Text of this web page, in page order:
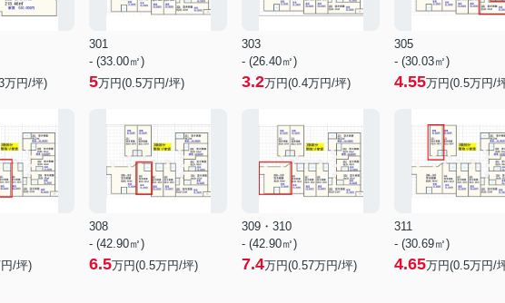
万円/坪)
301
- (33.00㎡)
5万円(0.5万円/坪)
303
- (26.40㎡)
3.2万円(0.4万円/坪)
305
- (30.03㎡)
4.55万円(0.5万円/
/坪)
308
- (42.90㎡)
6.5万円(0.5万円/坪)
309・310
- (42.90㎡)
7.4万円(0.57万円/坪)
311
- (30.69㎡)
4.65万円(0.5万円/